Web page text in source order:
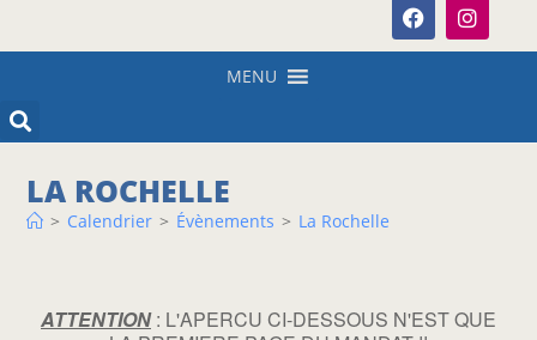
MENU
LA ROCHELLE
> Calendrier > Évènements > La Rochelle
ATTENTION: L'APERCU CI-DESSOUS N'EST QUE